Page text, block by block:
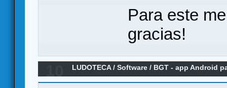
Para este
gracias!
LUDOTECA/Software / BGT - app Android